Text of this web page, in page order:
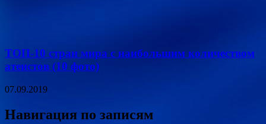
ТОП-10 стран мира с наибольшим количеством
атеистов (10 фото)
07.09.2019
Навигация по записям